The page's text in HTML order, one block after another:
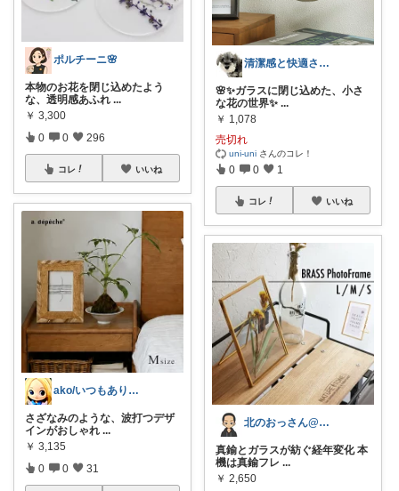
ポルチーニ🌸
本物のお花を閉じ込めたよう
な、透明感あふれ ...
￥ 3,300
0 0 296
コレ いいね
ako/いつもありがとう🌈5日感謝
さざなみのような、波打つデザ
インがおしゃれ ...
￥ 3,135
0 0 31
清潔感と快適さを整える大人のインテリア部
🌸✨ガラスに閉じ込めた、小さ
な花の世界✨ ...
￥ 1,078
売切れ
uni-uni さんのコレ！
0 0 1
コレ いいね
北のおっさん@ガジェット好き
真鍮とガラスが紡ぐ経年変化 本
機は真鍮フレ ...
￥ 2,650